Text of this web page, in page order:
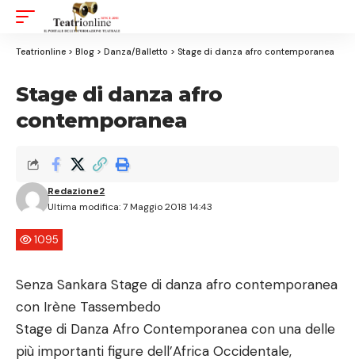
Resizer
Teatrionline > Blog > Danza/Balletto > Stage di danza afro contemporanea
Stage di danza afro
contemporanea
Ultima modifica: 7 Maggio 2018 14:43
Redazione2
1095
Senza Sankara Stage di danza afro contemporanea
con Irène Tassembedo
Stage di Danza Afro Contemporanea con una delle
più importanti figure dell’Africa Occidentale,